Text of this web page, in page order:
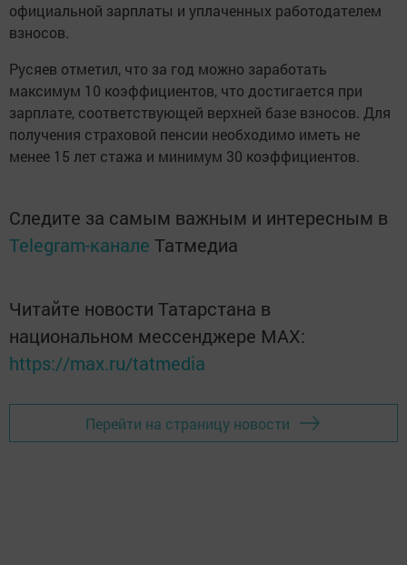
официальной зарплаты и уплаченных работодателем
взносов.
Русяев отметил, что за год можно заработать
максимум 10 коэффициентов, что достигается при
зарплате, соответствующей верхней базе взносов. Для
получения страховой пенсии необходимо иметь не
менее 15 лет стажа и минимум 30 коэффициентов.
Следите за самым важным и интересным в
Telegram-канале Татмедиа
Читайте новости Татарстана в
национальном мессенджере MАХ:
https://max.ru/tatmedia
Перейти на страницу новости